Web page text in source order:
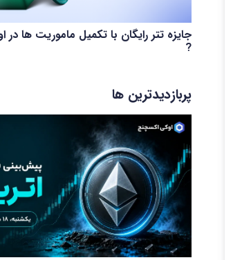
جایزه تتر رایگان با تکمیل ماموریت ها
?
پربازدیدترین ها